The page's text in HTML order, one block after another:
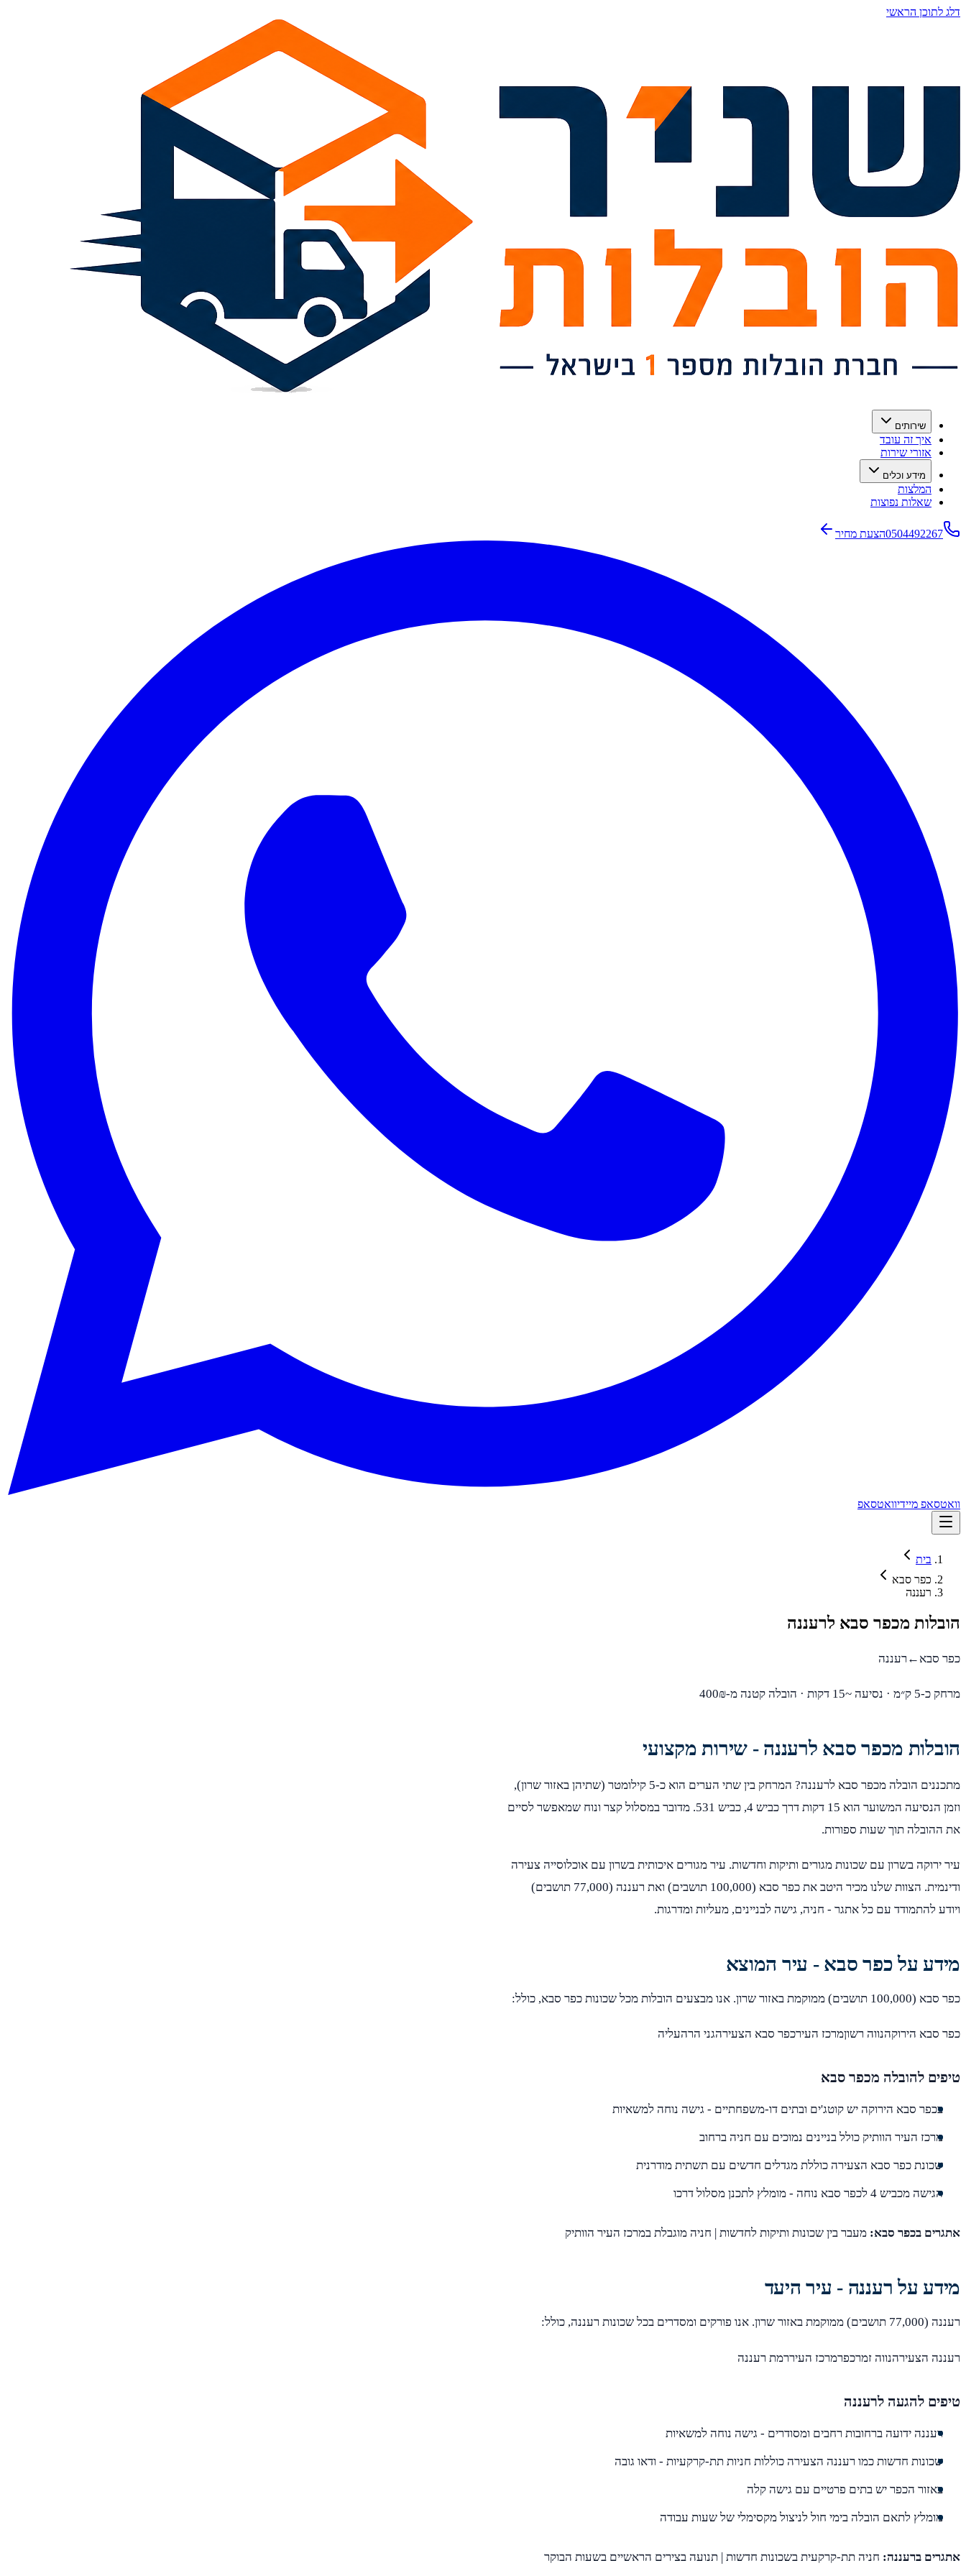
דלג לתוכן הראשי
שירותים
איך זה עובד
אזורי שירות
מידע וכלים
המלצות
שאלות נפוצות
0504492267הצעת מחיר
וואטסאפ מיידיוואטסאפ
בית
כפר סבא
רעננה
הובלות מכפר סבא לרעננה
כפר סבא←רעננה
מרחק כ-5 ק״מ · נסיעה ~15 דקות · הובלה קטנה מ-400₪
הובלות מכפר סבא לרעננה - שירות מקצועי
מתכננים הובלה מכפר סבא לרעננה? המרחק בין שתי הערים הוא כ-5 קילומטר (שתיהן באזור שרון),
וזמן הנסיעה המשוער הוא 15 דקות דרך כביש 4, כביש 531. מדובר במסלול קצר ונוח שמאפשר לסיים
את ההובלה תוך שעות ספורות.
עיר ירוקה בשרון עם שכונות מגורים ותיקות וחדשות. עיר מגורים איכותית בשרון עם אוכלוסייה צעירה
ודינמית. הצוות שלנו מכיר היטב את כפר סבא (100,000 תושבים) ואת רעננה (77,000 תושבים)
ויודע להתמודד עם כל אתגר - חניה, גישה לבניינים, מעליות ומדרגות.
מידע על כפר סבא - עיר המוצא
כפר סבא (100,000 תושבים) ממוקמת באזור שרון. אנו מבצעים הובלות מכל שכונות כפר סבא, כולל:
כפר סבא הירוקהנווה רשוןמרכז העירכפר סבא הצעירהגני הרהעליה
טיפים להובלה מכפר סבא
בכפר סבא הירוקה יש קוטג'ים ובתים דו-משפחתיים - גישה נוחה למשאיות
מרכז העיר הוותיק כולל בניינים נמוכים עם חניה ברחוב
שכונת כפר סבא הצעירה כוללת מגדלים חדשים עם תשתית מודרנית
הגישה מכביש 4 לכפר סבא נוחה - מומלץ לתכנן מסלול דרכו
אתגרים בכפר סבא: מעבר בין שכונות ותיקות לחדשות | חניה מוגבלת במרכז העיר הוותיק
מידע על רעננה - עיר היעד
רעננה (77,000 תושבים) ממוקמת באזור שרון. אנו פורקים ומסדרים בכל שכונות רעננה, כולל:
רעננה הצעירהנווה זמרכפרמרכז העיררמת רעננה
טיפים להגעה לרעננה
רעננה ידועה ברחובות רחבים ומסודרים - גישה נוחה למשאיות
שכונות חדשות כמו רעננה הצעירה כוללות חניות תת-קרקעיות - ודאו גובה
באזור הכפר יש בתים פרטיים עם גישה קלה
מומלץ לתאם הובלה בימי חול לניצול מקסימלי של שעות עבודה
אתגרים ברעננה: חניה תת-קרקעית בשכונות חדשות | תנועה בצירים הראשיים בשעות הבוקר